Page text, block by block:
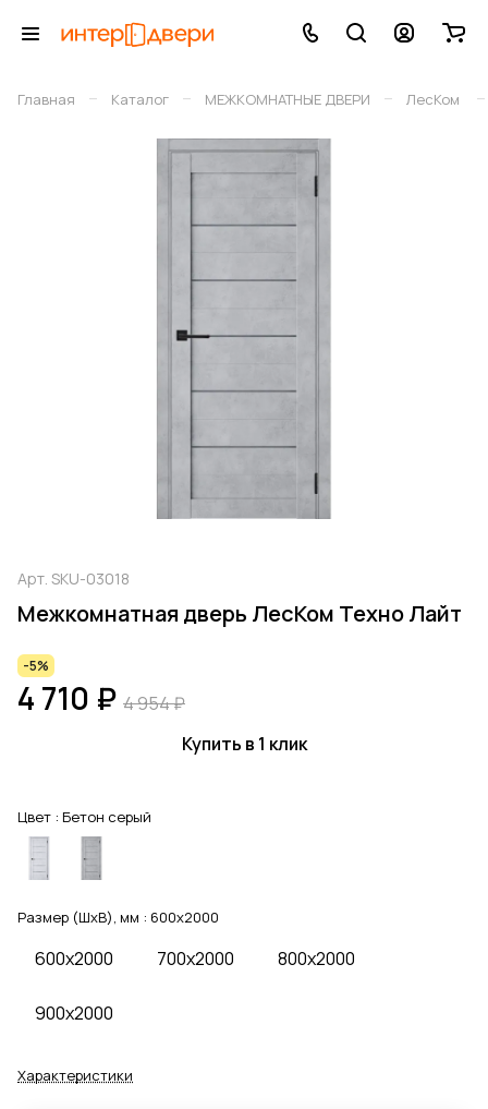
Главная – Каталог – МЕЖКОМНАТНЫЕ ДВЕРИ – ЛесКом –
Арт. SKU-03018
Межкомнатная дверь ЛесКом Техно Лайт
-5%
4 710 ₽ 4 954 ₽
Купить в 1 клик
Цвет : Бетон серый
Размер (ШхВ), мм : 600x2000
600x2000 700x2000 800x2000
900x2000
Характеристики